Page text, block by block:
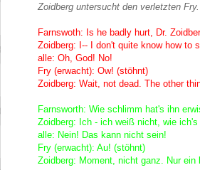
Zoidberg untersucht den verletzten Fry.
Farnswoth: Is he badly hurt, Dr.
Zoidberg: I-- I don't quite know how to
alle: Oh, God! No!
Fry (erwacht): Ow! (stöhnt)
Zoidberg: Wait, not dead. The other
Farnsworth: Wie schlimm hat's ihn
Zoidberg: Ich - ich weiß nicht, wie
alle: Nein! Das kann nicht sein!
Fry (erwacht): Au! (stöhnt)
Zoidberg: Moment, nicht ganz. Nur ein